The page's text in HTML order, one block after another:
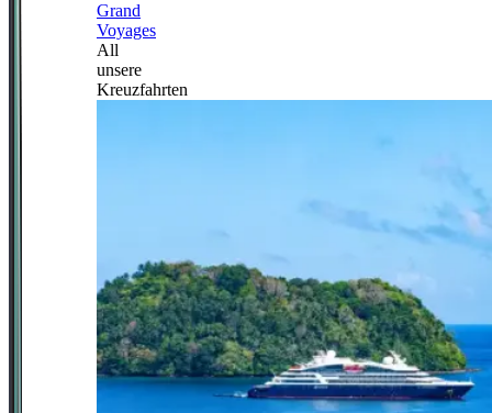
Grand
Voyages
All
unsere
Kreuzfahrten